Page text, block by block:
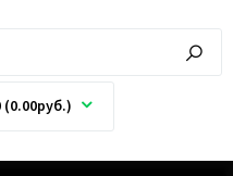
(0.00руб.)